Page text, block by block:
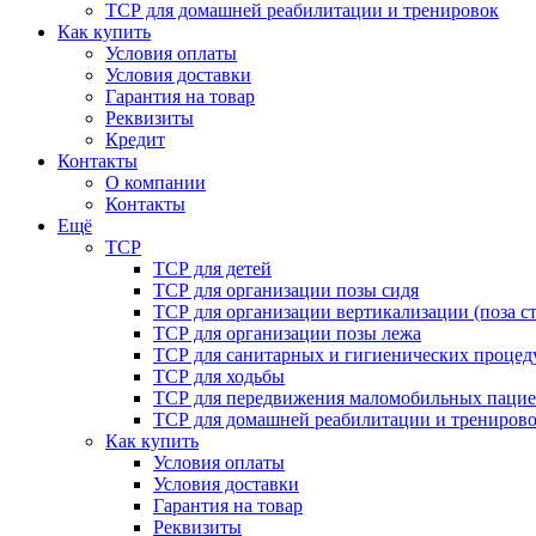
ТСР для домашней реабилитации и тренировок
Как купить
Условия оплаты
Условия доставки
Гарантия на товар
Реквизиты
Кредит
Контакты
О компании
Контакты
Ещё
ТСР
ТСР для детей
ТСР для организации позы сидя
ТСР для организации вертикализации (поза
ТСР для организации позы лежа
ТСР для санитарных и гигиенических
ТСР для ходьбы
ТСР для передвижения маломобильных
ТСР для домашней реабилитации и
Как купить
Условия оплаты
Условия доставки
Гарантия на товар
Реквизиты